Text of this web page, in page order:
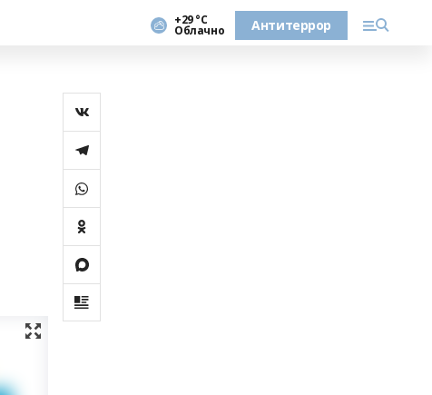
+29 °С
Облачно Антитеррор